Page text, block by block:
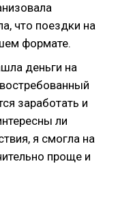
что поездки на
формате.
деньги на
заработать и
ли
я смогла на
проще и